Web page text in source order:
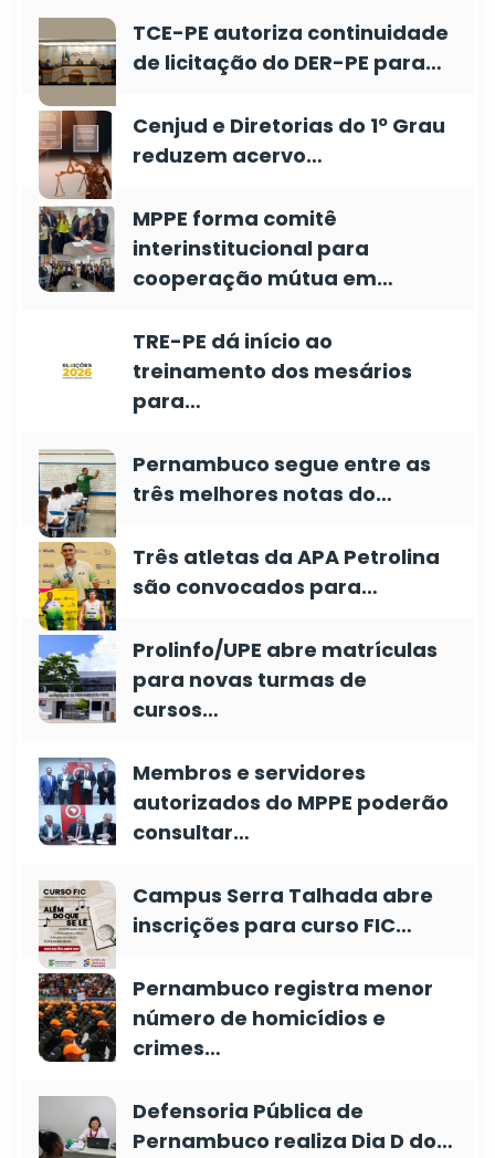
TCE-PE autoriza continuidade
de licitação do DER-PE para…
Cenjud e Diretorias do 1º Grau
reduzem acervo…
MPPE forma comitê
interinstitucional para
cooperação mútua em…
TRE-PE dá início ao
treinamento dos mesários
para…
Pernambuco segue entre as
três melhores notas do…
Três atletas da APA Petrolina
são convocados para…
Prolinfo/UPE abre matrículas
para novas turmas de
cursos…
Membros e servidores
autorizados do MPPE poderão
consultar…
Campus Serra Talhada abre
inscrições para curso FIC…
Pernambuco registra menor
número de homicídios e
crimes…
Defensoria Pública de
Pernambuco realiza Dia D do…